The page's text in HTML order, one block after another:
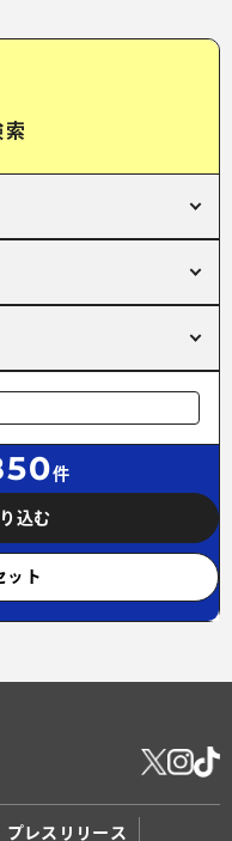
索
件
込む
ット
プレスリリース